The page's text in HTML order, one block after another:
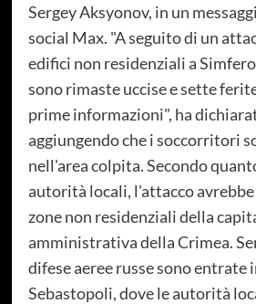
Sergey Aksyonov, in un
social Max. "A seguito di un
edifici non residenziali a
sono rimaste uccise e sette
prime informazioni", ha
aggiungendo che i soccorritori
nell'area colpita. Secondo
autorità locali, l'attacco
zone non residenziali della
amministrativa della Crimea.
difese aeree russe sono entrate
Sebastopoli, dove le autorità